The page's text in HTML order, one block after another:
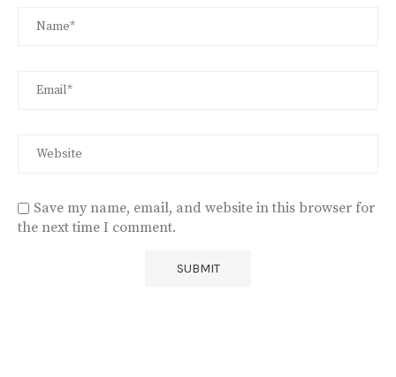
Save my name, email, and website in this browser for
the next time I comment.